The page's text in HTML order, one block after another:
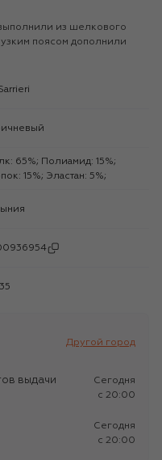
из шелкового
поясом дополнили
Sarrieri
15%; Эластан: 5%;
Другой город
выдачи
Сегодня
c 20:00
Сегодня
c 20:00